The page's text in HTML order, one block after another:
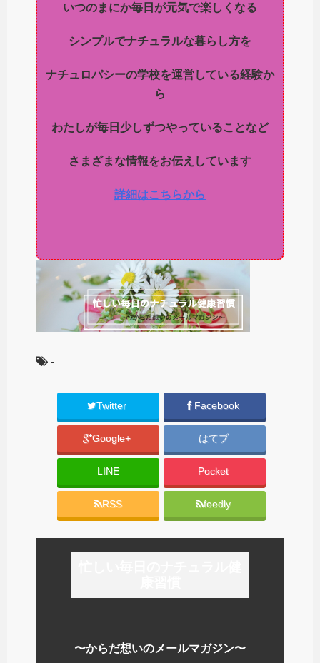
いつのまにか毎日が元気で楽しくなる
シンプルでナチュラルな暮らし方を
ナチュロパシーの学校を運営している経験か
ら
わたしが毎日少しずつやっていることなど
さまざまな情報をお伝えしています
詳細はこちらから
-
Twitter Facebook
Google+ はてブ
LINE Pocket
RSS feedly
〜からだ想いのメールマガジン〜